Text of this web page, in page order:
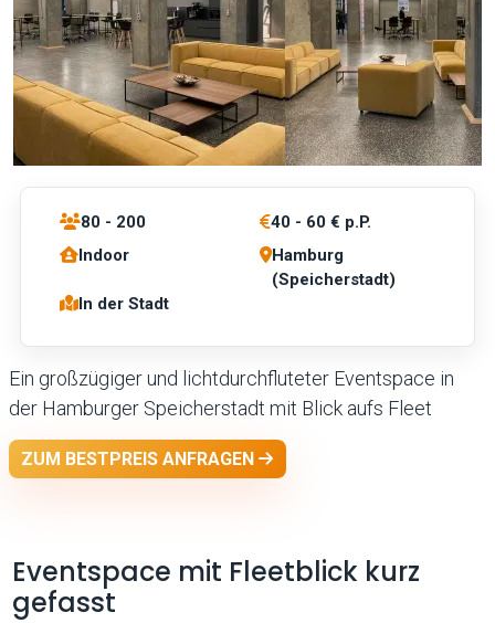
80 - 200
40 - 60 € p.P.
Indoor
Hamburg
(Speicherstadt)
In der Stadt
Ein großzügiger und lichtdurchfluteter Eventspace in
der Hamburger Speicherstadt mit Blick aufs Fleet
ZUM BESTPREIS ANFRAGEN
Eventspace mit Fleetblick kurz
gefasst